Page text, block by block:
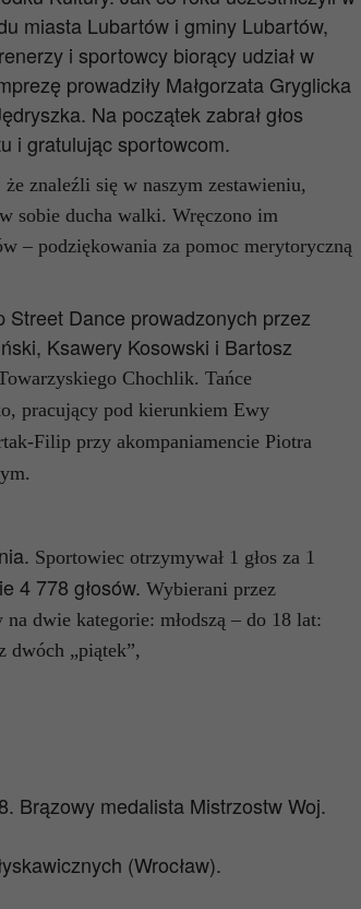
miasta Lubartów i gminy Lubartów,
i sportowcy biorący udział w
prowadziły Małgorzata Gryglicka
Na początek zabrał głos
i gratulując sportowcom.
znaleźli się w naszym zestawieniu,
sobie ducha walki. Wręczono im
– podziękowania za pomoc merytoryczną
Dance prowadzonych przez
Ksawery Kosowski i Bartosz
Chochlik. Tańce
pracujący pod kierunkiem Ewy
Filip przy akompaniamencie Piotra
Sportowiec otrzymywał 1 głos za 1
4 778 głosów. Wybierani przez
dwie kategorie: młodszą – do 18 lat:
dwóch „piątek”,
Brązowy medalista Mistrzostw Woj.
(Wrocław).